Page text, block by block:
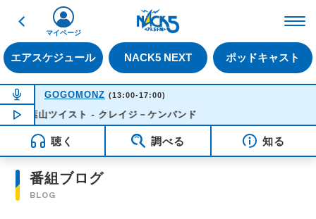
戻る
エアスケジュール NACK5 NEXT ポッドキャスト
マイページ
NOW ON AIR
GOGOMONZ (13:00-17:00)
NOW PLAYING 15:17
葉山ツイスト - クレイジ－ケンバンド
聴く 調べる 知る
番組ブログ
BLOG